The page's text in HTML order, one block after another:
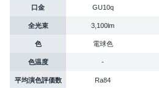
口金 GU10q
全光束 3,100lm
色 電球色
色温度 -
平均演色評価数 Ra84